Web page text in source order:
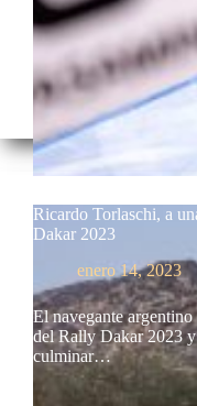
Ricardo Torlaschi, a
Dakar 2023
enero 14, 2023
El navegante
del Rally Dakar 2023
culminar…